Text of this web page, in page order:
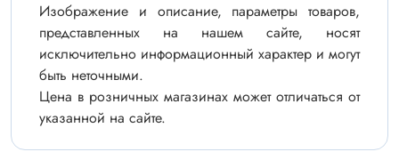
Изображение и описание, параметры товаров,
представленных на нашем сайте, носят
исключительно информационный характер и могут
быть неточными.
Цена в розничных магазинах может отличаться от
указанной на сайте.